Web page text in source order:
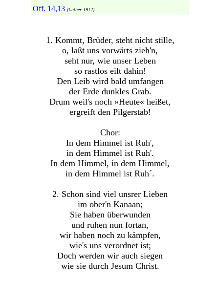
Off. 14,13 (Luther 1912)
1. Kommt, Brüder, steht nicht stille,
o, laßt uns vorwärts zieh'n,
seht nur, wie unser Leben
so rastlos eilt dahin!
Den Leib wird bald umfangen
der Erde dunkles Grab.
Drum weil's noch »Heute« heißet,
ergreift den Pilgerstab!
Chor:
In dem Himmel ist Ruh',
in dem Himmel ist Ruh'.
In dem Himmel, in dem Himmel,
in dem Himmel ist Ruh´.
2. Schon sind viel unsrer Lieben
im ober'n Kanaan;
Sie haben überwunden
und ruhen nun fortan,
wir haben noch zu kämpfen,
wie's uns verordnet ist;
Doch werden wir auch siegen
wie sie durch Jesum Christ.